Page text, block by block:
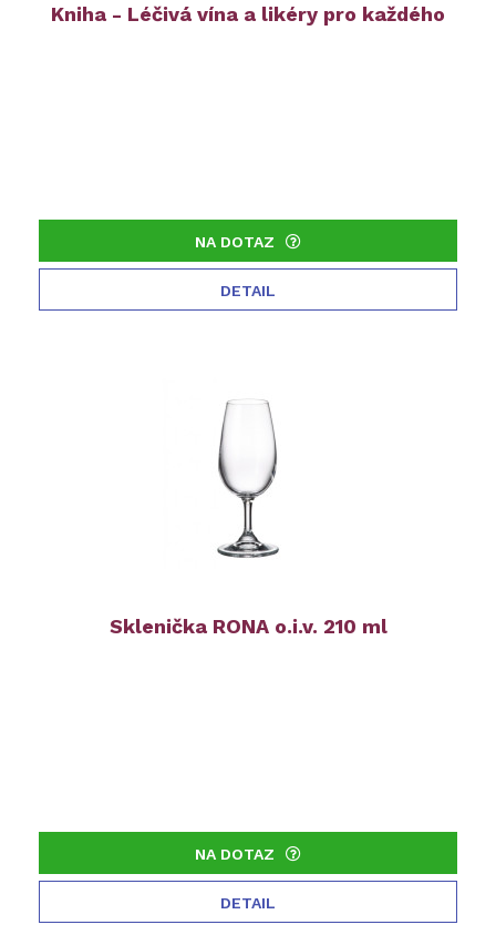
Kniha - Léčivá vína a likéry pro každého
NA DOTAZ
DETAIL
Sklenička RONA o.i.v. 210 ml
NA DOTAZ
DETAIL